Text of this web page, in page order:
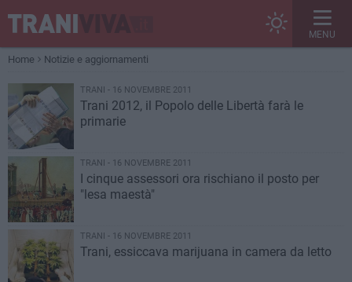
MENU
Home Notizie e aggiornamenti
TRANI - 16 NOVEMBRE 2011
Trani 2012, il Popolo delle Libertà farà le
primarie
TRANI - 16 NOVEMBRE 2011
I cinque assessori ora rischiano il posto per
"lesa maestà"
TRANI - 16 NOVEMBRE 2011
Trani, essiccava marijuana in camera da letto